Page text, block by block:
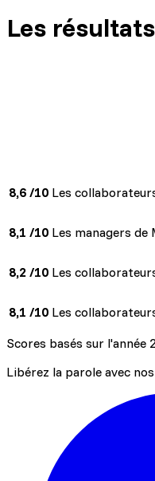
Cerner les
Les résultats
Une meilleure
8,6 /10 Les
8,1 /10 Les managers
8,2 /10 Les
8,1 /10 Les
Scores basés sur l'année
Libérez la parole avec